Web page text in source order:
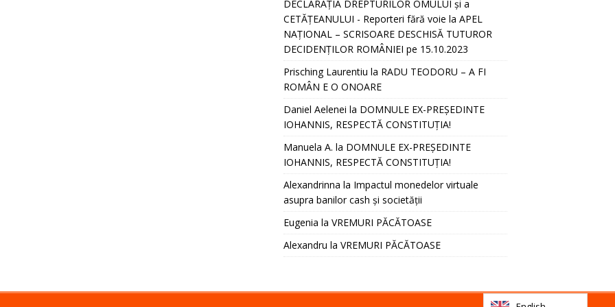
DECLARAȚIA DREPTURILOR OMULUI și a
CETĂȚEANULUI - Reporteri fără voie la APEL
NAȚIONAL – SCRISOARE DESCHISĂ TUTUROR
DECIDENȚILOR ROMÂNIEI pe 15.10.2023
Prisching Laurentiu la RADU TEODORU – A FI
ROMÂN E O ONOARE
Daniel Aelenei la DOMNULE EX-PREȘEDINTE
IOHANNIS, RESPECTĂ CONSTITUȚIA!
Manuela A. la DOMNULE EX-PREȘEDINTE
IOHANNIS, RESPECTĂ CONSTITUȚIA!
Alexandrinna la Impactul monedelor virtuale
asupra banilor cash și societății
Eugenia la VREMURI PĂCĂTOASE
Alexandru la VREMURI PĂCĂTOASE